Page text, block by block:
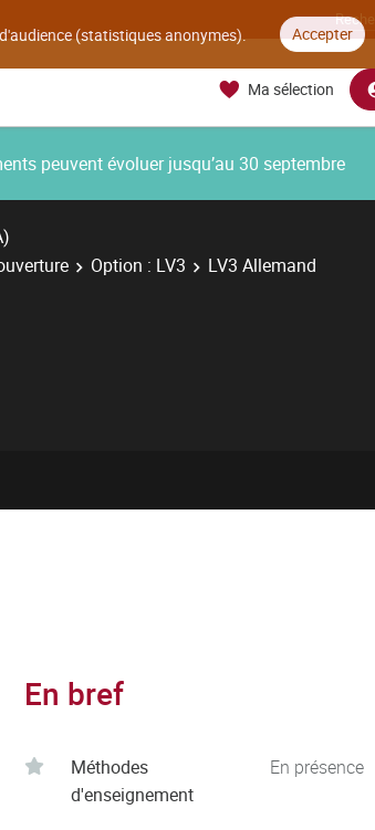
(statistiques anonymes). Accepter
Ma sélection
peuvent évoluer jusqu’au 30 septembre
Option : LV3 LV3 Allemand
En bref
Méthodes
d'enseignement
En présence